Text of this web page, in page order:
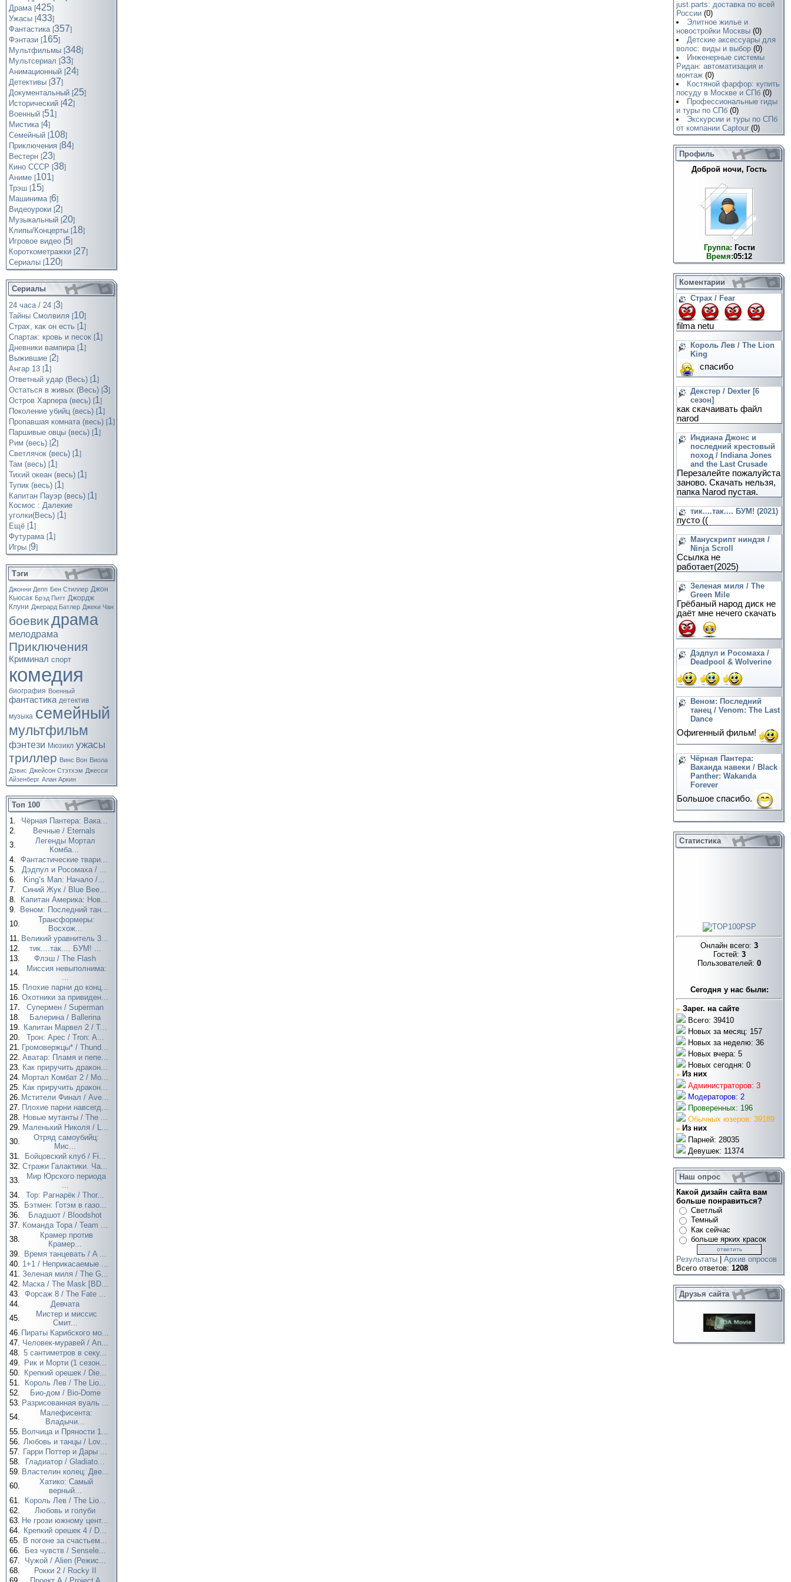
Драма [425]
Ужасы [433]
Фантастика [357]
Фэнтази [165]
Мультфильмы [348]
Мультсериал [33]
Анимационный [24]
Детективы [37]
Документальный [25]
Исторический [42]
Военный [51]
Мистика [4]
Семейный [108]
Приключения [84]
Вестерн [23]
Кино СССР [38]
Аниме [101]
Трэш [15]
Машинима [6]
Видеоуроки [2]
Музыкальный [20]
Клипы/Концерты [18]
Игровое видео [5]
Короткометражки [27]
Cериалы [120]
Сериалы
24 часа / 24 [3]
Тайны Смолвиля [10]
Страх, как он есть [1]
Спартак: кровь и песок [1]
Дневники вампира [1]
Выжившие [2]
Ангар 13 [1]
Ответный удар (Весь) [1]
Остаться в живых (Весь) [3]
Остров Харпера (весь) [1]
Поколение убийц (весь) [1]
Пропавшая комната (весь) [1]
Паршивые овцы (весь) [1]
Рим (весь) [2]
Светлячок (весь) [1]
Там (весь) [1]
Тихий океан (весь) [1]
Тупик (весь) [1]
Капитан Пауэр (весь) [1]
Космос : Далекие
уголки(Весь) [1]
Ещё [1]
Футурама [1]
Игры [9]
Тэги
Джонни Депп Бен Стиллер Джон
Кьюсак Брэд Питт Джордж
Клуни Джерард Батлер Джеки Чан
боевикдрама
мелодрама
Приключения
Криминал спорт
комедия
биография Военный
фантастика детектив
музыка семейный
мультфильм
фэнтези Мюзикл ужасы
триллер Винс Вон Виола
Дэвис Джейсон Стэтхэм Джесси
Айзенберг Алан Аркин
Топ 100
1.
Чёрная Пантера: Вака...
2.
Вечные / Eternals
3.
Легенды Мортал
Комба...
4. Фантастические твари...
5.
Дэдпул и Росомаха / ...
6.
King’s Man: Начало /...
7.
Синий Жук / Blue Bee...
8.
Капитан Америка: Нов...
9.
Веном: Последний тан...
10.
Трансформеры:
Восхож...
11. Великий уравнитель 3...
12.
тик....так.... БУМ! ...
13.
Флэш / The Flash
14.
Миссия невыполнима:
...
15. Плохие парни до конц...
16. Охотники за привиден...
17.
Супермен / Superman
18.
Балерина / Ballerina
19. Капитан Марвел 2 / T...
20.
Трон: Арес / Tron: A...
21. Громовержцы* / Thund...
22. Аватар: Пламя и пепе...
23. Как приручить дракон...
24. Мортал Комбат 2 / Mo...
25. Как приручить дракон...
26. Мстители Финал / Ave...
27. Плохие парни навсегд...
28. Новые мутанты / The ...
29. Маленький Николя / L...
30.
Отряд самоубийц:
Мис...
31.
Бойцовский клуб / Fi...
32. Стражи Галактики. Ча...
33.
Мир Юрского периода
...
34.
Тор: Рагнарёк / Thor...
35.
Бэтмен: Готэм в газо...
36.
Бладшот / Bloodshot
37. Команда Тора / Team ...
38.
Крамер против
Крамер...
39.
Время танцевать / A ...
40. 1+1 / Неприкасаемые ...
41. Зеленая миля / The G...
42. Маска / The Mask [BD...
43. Форсаж 8 / The Fate ...
44.
Девчата
45.
Мистер и миссис
Смит...
46. Пираты Карибского мо...
47. Человек-муравей / An...
48. 5 сантиметров в секу...
49.
Рик и Морти (1 сезон...
50.
Крепкий орешек / Die...
51.
Король Лев / The Lio...
52.
Био-дом / Bio-Dome
53. Разрисованная вуаль ...
54.
Малефисента:
Владычи...
55. Волчица и Пряности 1...
56. Любовь и танцы / Lov...
57. Гарри Поттер и Дары ...
58.
Гладиатор / Gladiato...
59. Властелин колец: Две...
60.
Хатико: Самый
верный...
61.
Король Лев / The Lio...
62.
Любовь и голуби
63. Не грози южному цент...
64. Крепкий орешек 4 / D...
65. В погоне за счастьем...
66.
Без чувств / Sensele...
67.
Чужой / Alien (Режис...
68.
Рокки 2 / Rocky II
just.parts: доставка по всей
России (0)
Элитное жилье и
новостройки Москвы (0)
Детские аксессуары для
волос: виды и выбор (0)
Инженерные системы
Ридан: автоматизация и
монтаж (0)
Костяной фарфор: купить
посуду в Москве и СПб (0)
Профессиональные гиды
и туры по СПб (0)
Экскурсии и туры по СПб
от компании Captour (0)
Профиль
Доброй ночи, Гость
Группа: Гости
Время:05:12
Коментарии
Страх / Fear
filma netu
Король Лев / The Lion
King
спасибо
Декстер / Dexter [6
сезон]
как скачаивать файл
narod
Индиана Джонс и
последний крестовый
поход / Indiana Jones
and the Last Crusade
Перезалейте пожалуйста
заново. Скачать нельзя,
папка Narod пустая.
тик....так.... БУМ! (2021)
пусто ((
Манускрипт ниндзя /
Ninja Scroll
Ссылка не
работает(2025)
Зеленая миля / The
Green Mile
Грёбаный народ диск не
даёт мне нечего скачать
Дэдпул и Росомаха /
Deadpool & Wolverine
Веном: Последний
танец / Venom: The Last
Dance
Офигенный фильм!
Чёрная Пантера:
Ваканда навеки / Black
Panther: Wakanda
Forever
Большое спасибо.
Статистика
Онлайн всего: 3
Гостей: 3
Пользователей: 0
Cегодня у нас были:
» Зарег. на сайте
Всего: 39410
Новых за месяц: 157
Новых за неделю: 36
Новых вчера: 5
Новых сегодня: 0
» Из них
Администраторов: 3
Модераторов: 2
Проверенных: 196
Обычных юзеров: 39189
» Из них
Парней: 28035
Девушек: 11374
Наш опрос
Какой дизайн сайта вам
больше понравиться?
Светлый
Темный
Как сейчас
больше ярких красок
Результаты
Архив опросов
Всего ответов: 1208
Друзья сайта